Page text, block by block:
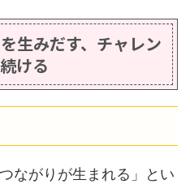
生みだす、チャレン
ける
ながりが生まれる」とい